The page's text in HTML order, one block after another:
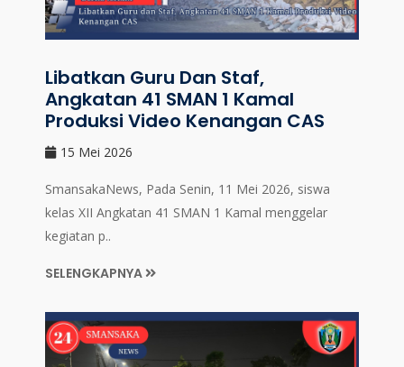
Libatkan Guru Dan Staf,
Angkatan 41 SMAN 1 Kamal
Produksi Video Kenangan CAS
15 Mei 2026
SmansakaNews, Pada Senin, 11 Mei 2026, siswa
kelas XII Angkatan 41 SMAN 1 Kamal menggelar
kegiatan p..
SELENGKAPNYA